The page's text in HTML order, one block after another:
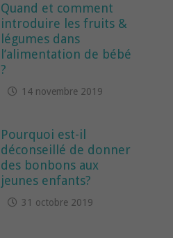
Quand et comment
introduire les fruits &
légumes dans
l’alimentation de bébé
?
14 novembre 2019
Pourquoi est-il
déconseillé de donner
des bonbons aux
jeunes enfants?
31 octobre 2019